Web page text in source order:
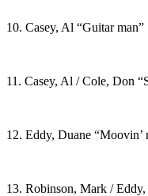
10. Casey, Al “Guitar man”
11. Casey, Al / Cole, Don
12. Eddy, Duane “Moovin’
13. Robinson, Mark / Eddy,